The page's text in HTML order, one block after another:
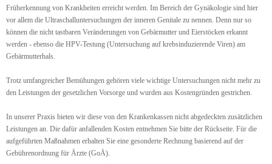
Früherkennung von Krankheiten erreicht werden. Im Bereich der Gynäkologie sind hier
vor allem die Ultraschalluntersuchungen der inneren Genitale zu nennen. Denn nur so
können die nicht tastbaren Veränderungen von Gebärmutter und Eierstöcken erkannt
werden - ebenso die HPV-Testung (Untersuchung auf krebsinduzierende Viren) am
Gebärmutterhals.
Trotz umfangreicher Bemühungen gehören viele wichtige Untersuchungen nicht mehr zu
den Leistungen der gesetzlichen Vorsorge und wurden aus Kostengründen gestrichen.
In unserer Praxis bieten wir diese von den Krankenkassen nicht abgedeckten zusätzlichen
Leistungen an. Die dafür anfallenden Kosten entnehmen Sie bitte der Rückseite. Für die
aufgeführten Maßnahmen erhalten Sie eine gesonderte Rechnung basierend auf der
Gebührenordnung für Ärzte (GoÄ).